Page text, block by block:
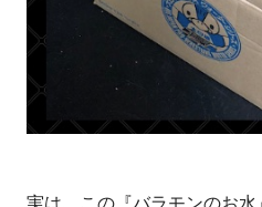
実は、この『バラモンのお